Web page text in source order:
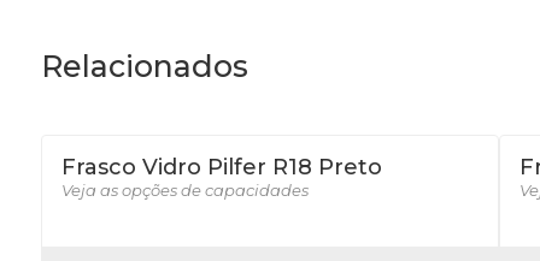
Relacionados
Frasco Vidro Pilfer R18 Preto
Veja as opções de capacidades